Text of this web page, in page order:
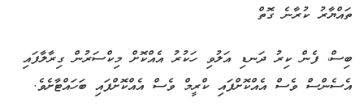
ތައްޔާރު ކުރާނެ ގޮތް
ބިސް، ފެން ކިރު ދަނޑި އަލުވި ހަކުރު އެއްކޮށް މިކްސަރުން ގިރާލާފައި
އެސެންސް ވެސް އެއްކޮށްފައި ކްރީމް ވެސް އެއްކޮށްފައި ބަހައްޓާށެވެ.